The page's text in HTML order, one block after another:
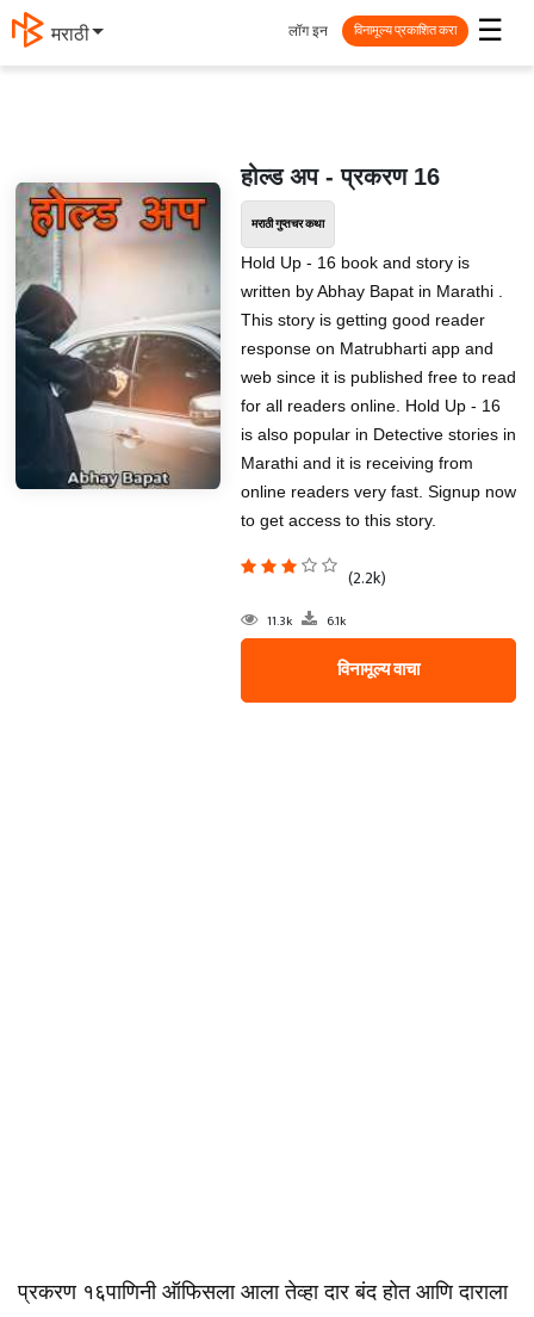
मराठी ☰
लॉग इन विनामूल्य प्रकाशित करा
होल्ड अप - प्रकरण 16
मराठी गुप्तचर कथा
Hold Up - 16 book and story is
written by Abhay Bapat in Marathi .
This story is getting good reader
response on Matrubharti app and
web since it is published free to read
for all readers online. Hold Up - 16
is also popular in Detective stories in
Marathi and it is receiving from
online readers very fast. Signup now
to get access to this story.
(2.2k)
11.3k 6.1k
विनामूल्य वाचा
प्रकरण १६पाणिनी ऑफिसला आला तेव्हा दार बंद होत आणि दाराला